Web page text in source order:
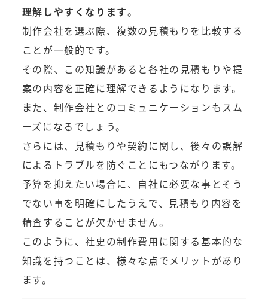
理解しやすくなります。
制作会社を選ぶ際、複数の見積もりを比較する
ことが一般的です。
その際、この知識があると各社の見積もりや提
案の内容を正確に理解できるようになります。
また、制作会社とのコミュニケーションもスム
ーズになるでしょう。
さらには、見積もりや契約に関し、後々の誤解
によるトラブルを防ぐことにもつながります。
予算を抑えたい場合に、自社に必要な事とそう
でない事を明確にしたうえで、見積もり内容を
精査することが欠かせません。
このように、社史の制作費用に関する基本的な
知識を持つことは、様々な点でメリットがあり
ます。